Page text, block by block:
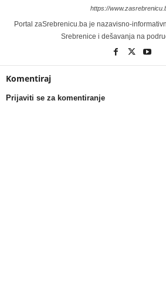
https://
Portal zaSrebrenicu.ba je nazavisno-
Srebrenice i dešavanja na
Komentiraj
Prijaviti se za komentiranje